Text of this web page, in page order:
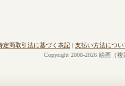
定商取引法に基づく表記 | 支払い方法につい
Copyright 2008-2026 絵画（